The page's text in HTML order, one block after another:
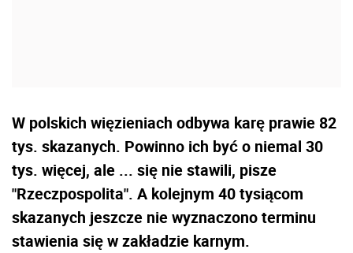
W polskich więzieniach odbywa karę prawie 82
tys. skazanych. Powinno ich być o niemal 30
tys. więcej, ale ... się nie stawili, pisze
"Rzeczpospolita". A kolejnym 40 tysiącom
skazanych jeszcze nie wyznaczono terminu
stawienia się w zakładzie karnym.